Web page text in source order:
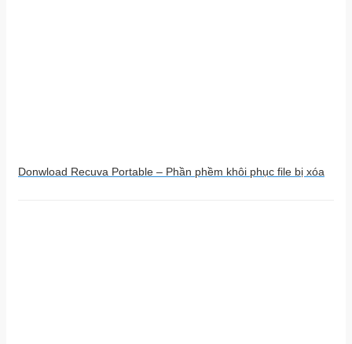
Donwload Recuva Portable – Phần phềm khôi phục file bị xóa